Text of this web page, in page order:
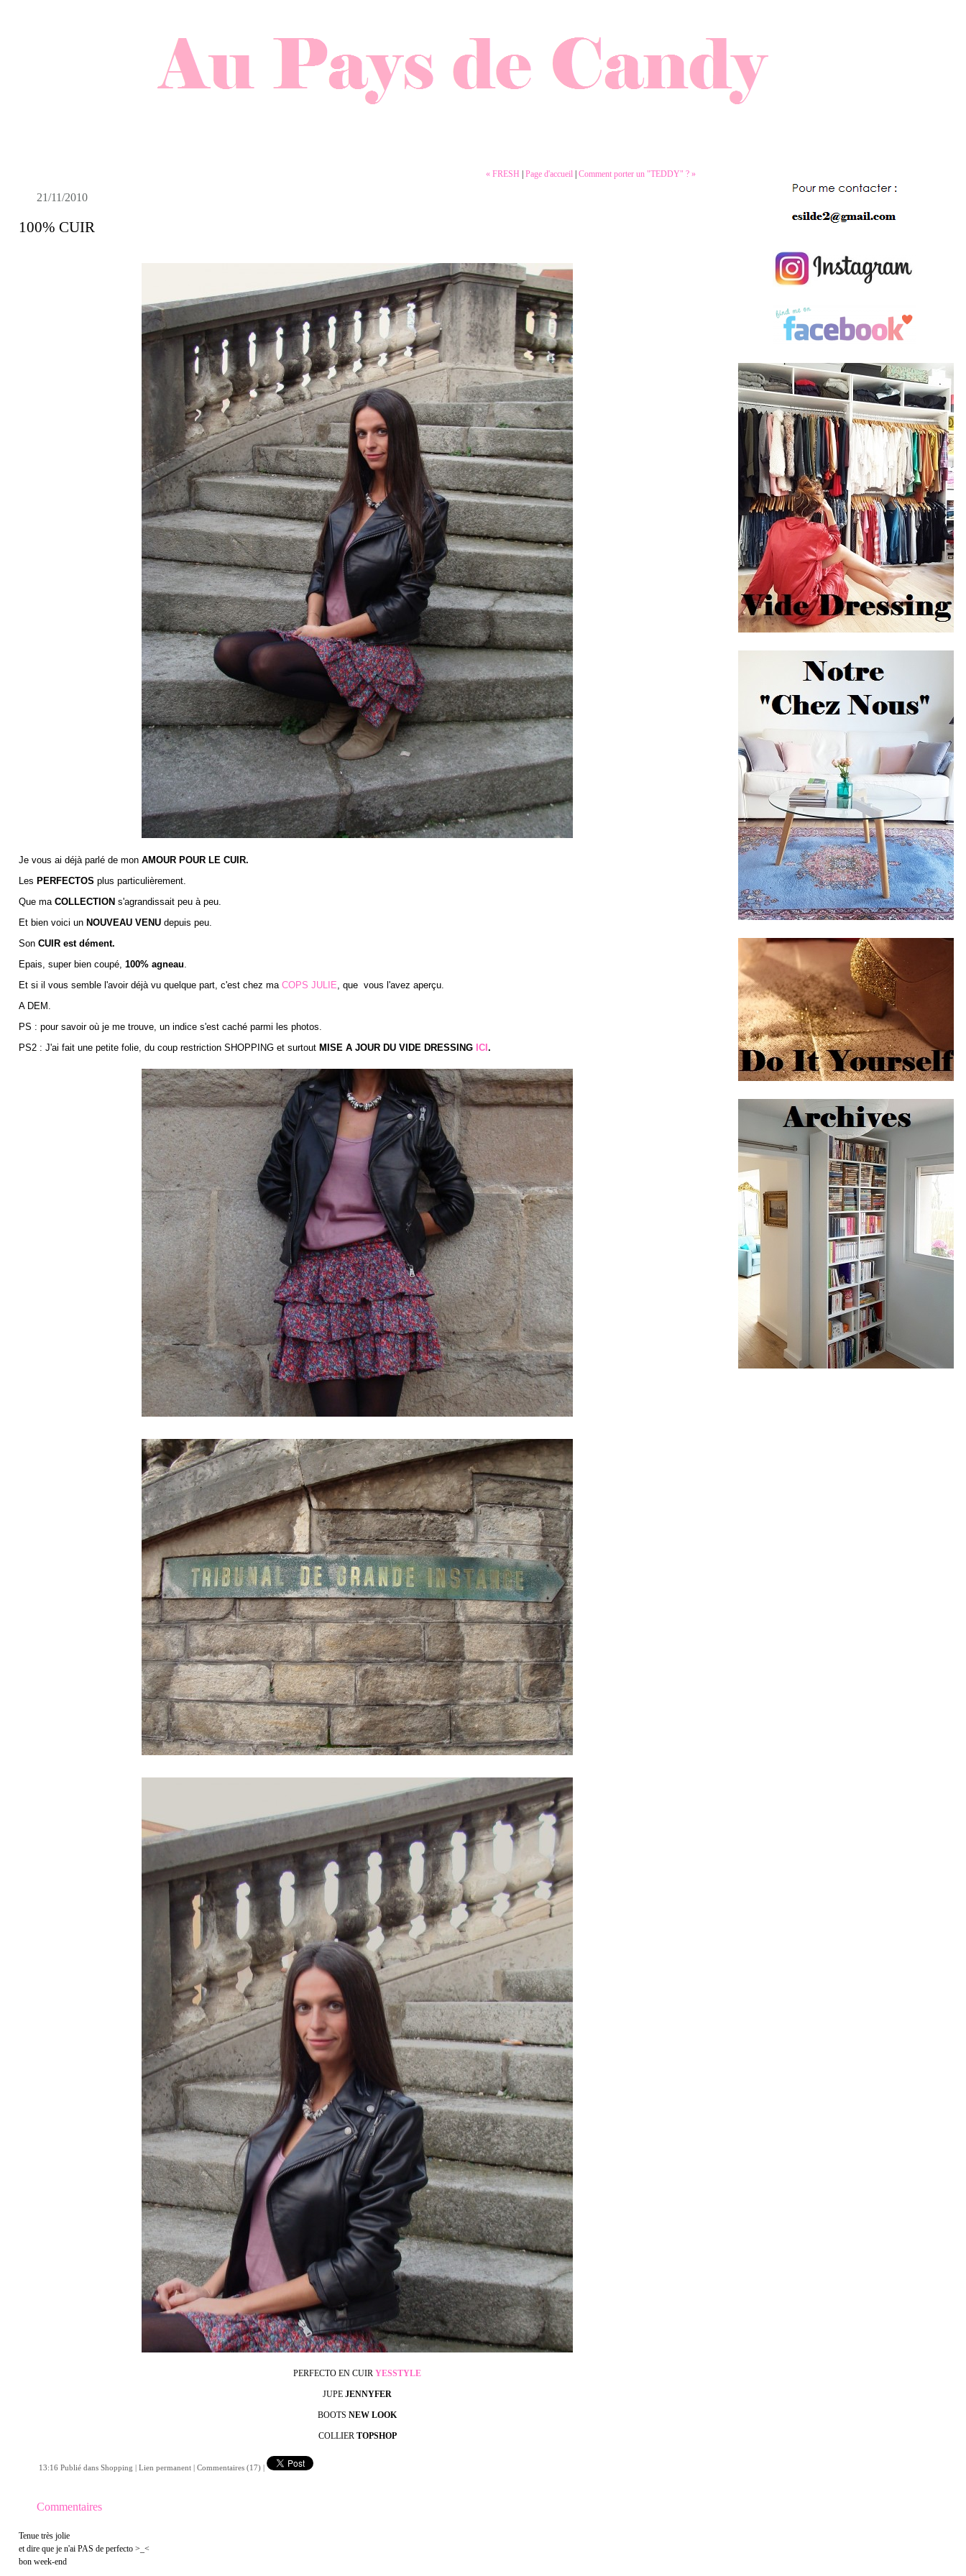
« FRESH Page d'accueil Comment porter un "TEDDY" ? »
21/11/2010
100% CUIR
Je vous ai déjà parlé de mon AMOUR POUR LE CUIR.
Les PERFECTOS plus particulièrement.
Que ma COLLECTION s'agrandissait peu à peu.
Et bien voici un NOUVEAU VENU depuis peu.
Son CUIR est dément.
Epais, super bien coupé, 100% agneau
Et si il vous semble l'avoir déjà vu quelque part, c'est chez ma COPS JULIE , que vous l'avez aperçu.
A DEM.
PS : pour savoir où je me trouve, un indice s'est caché parmi les photos.
PS2 : J'ai fait une petite folie, du coup restriction SHOPPING et surtout MISE A JOUR DU VIDE DRESSING ICI .
PERFECTO EN CUIR YESSTYLE
JUPE JENNYFER
BOOTS NEW LOOK
COLLIER TOPSHOP
13:16 Publié dans Shopping | Lien permanent | Commentaires (17) |
Commentaires
Tenue très jolie
et dire que je n'ai PAS de perfecto >_<
bon week-end